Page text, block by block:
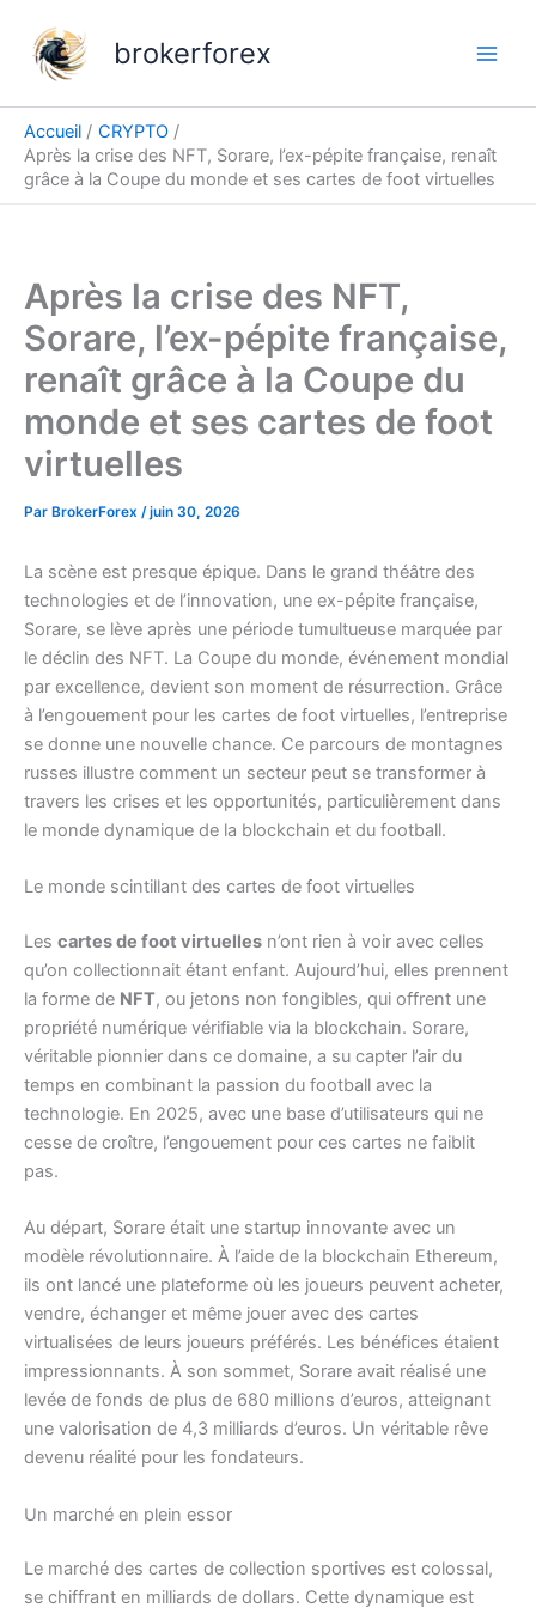
contenu
brokerforex
Accueil
CRYPTO
Après la crise des NFT, Sorare, l’ex-pépite française, renaît
grâce à la Coupe du monde et ses cartes de foot virtuelles
Après la crise des NFT,
Sorare, l’ex-pépite française,
renaît grâce à la Coupe du
monde et ses cartes de foot
virtuelles
Par BrokerForex /juin 30, 2026
La scène est presque épique. Dans le grand théâtre des
technologies et de l’innovation, une ex-pépite française,
Sorare, se lève après une période tumultueuse marquée par
le déclin des NFT. La Coupe du monde, événement mondial
par excellence, devient son moment de résurrection. Grâce
à l’engouement pour les cartes de foot virtuelles, l’entreprise
se donne une nouvelle chance. Ce parcours de montagnes
russes illustre comment un secteur peut se transformer à
travers les crises et les opportunités, particulièrement dans
le monde dynamique de la blockchain et du football.
Le monde scintillant des cartes de foot virtuelles
Les cartes de foot virtuelles n’ont rien à voir avec celles
qu’on collectionnait étant enfant. Aujourd’hui, elles prennent
la forme de NFT, ou jetons non fongibles, qui offrent une
propriété numérique vérifiable via la blockchain. Sorare,
véritable pionnier dans ce domaine, a su capter l’air du
temps en combinant la passion du football avec la
technologie. En 2025, avec une base d’utilisateurs qui ne
cesse de croître, l’engouement pour ces cartes ne faiblit
pas.
Au départ, Sorare était une startup innovante avec un
modèle révolutionnaire. À l’aide de la blockchain Ethereum,
ils ont lancé une plateforme où les joueurs peuvent acheter,
vendre, échanger et même jouer avec des cartes
virtualisées de leurs joueurs préférés. Les bénéfices étaient
impressionnants. À son sommet, Sorare avait réalisé une
levée de fonds de plus de 680 millions d’euros, atteignant
une valorisation de 4,3 milliards d’euros. Un véritable rêve
devenu réalité pour les fondateurs.
Un marché en plein essor
Le marché des cartes de collection sportives est colossal,
se chiffrant en milliards de dollars. Cette dynamique est